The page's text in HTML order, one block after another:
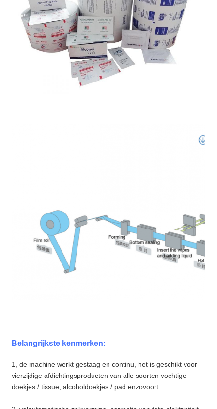
Belangrijkste kenmerken:
1, de machine werkt gestaag en continu, het is geschikt voor
vierzijdige afdichtingsproducten van alle soorten vochtige
doekjes / tissue, alcoholdoekjes / pad enzovoort